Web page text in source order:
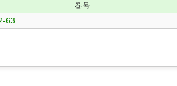
巻号
63